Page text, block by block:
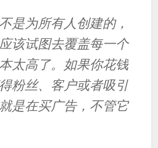
是为所有人创建的，
该试图去覆盖每一个
太高了。如果你花钱
粉丝、客户或者吸引
是在买广告，不管它